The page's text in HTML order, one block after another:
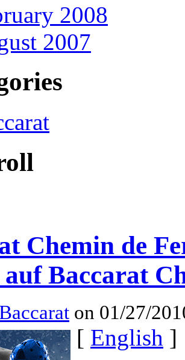
2008
2007
Chemin de
Baccarat
Baccarat on 01/27/
[ English ]